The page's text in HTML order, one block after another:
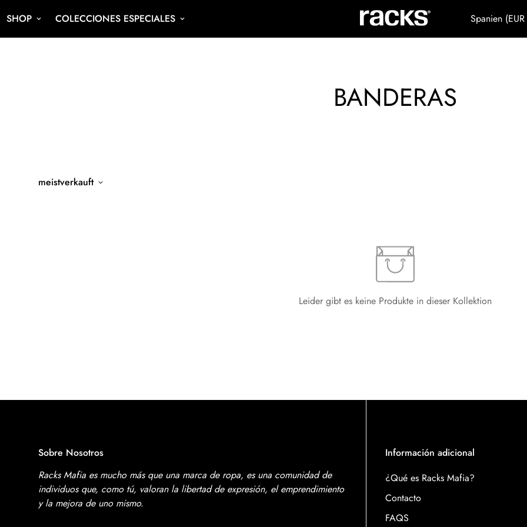
SHOP COLECCIONES ESPECIALES Spanien
BANDERAS
meistverkauft
Leider gibt es keine Produkte in dieser Kollektion
Sobre Nosotros
Racks Mafia es mucho más que una marca de ropa, es una comunidad de
individuos que, como tú, valoran la libertad de expresión, el emprendimiento
y la mejora de uno mismo.
Información adicional
¿Qué es Racks Mafia?
Contacto
FAQS